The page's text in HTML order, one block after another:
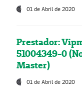
01 de Abril de 2020
Prestador:
51004349-0
Master)
01 de Abril de 2020